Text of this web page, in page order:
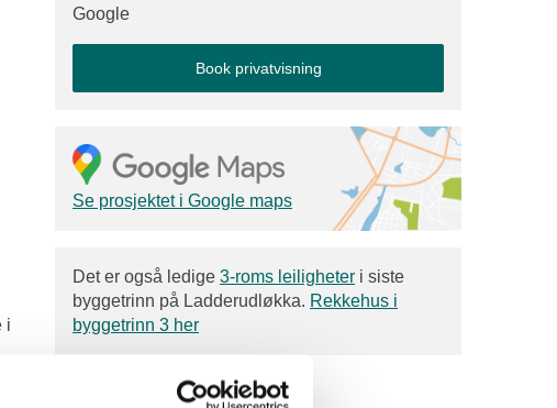
i
Google
Book privatvisning
Se prosjektet i Google maps
Det er også ledige 3-roms leiligheter i siste
byggetrinn på Ladderudløkka. Rekkehus i
byggetrinn 3 her